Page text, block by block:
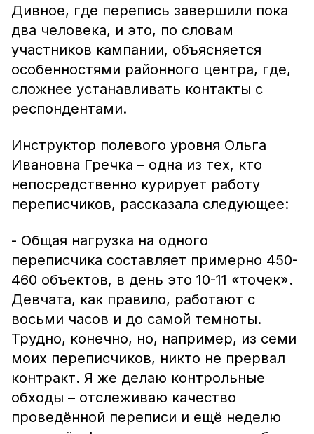
Дивное, где перепись завершили пока
два человека, и это, по словам
участников кампании, объясняется
особенностями районного центра, где,
сложнее устанавливать контакты с
респондентами.
Инструктор полевого уровня Ольга
Ивановна Гречка – одна из тех, кто
непосредственно курирует работу
переписчиков, рассказала следующее:
- Общая нагрузка на одного
переписчика составляет примерно 450-
460 объектов, в день это 10-11 «точек».
Девчата, как правило, работают с
восьми часов и до самой темноты.
Трудно, конечно, но, например, из семи
моих переписчиков, никто не прервал
контракт. Я же делаю контрольные
обходы – отслеживаю качество
проведённой переписи и ещё неделю